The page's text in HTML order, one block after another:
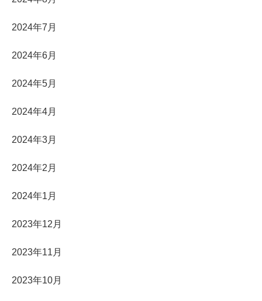
2024年7月
2024年6月
2024年5月
2024年4月
2024年3月
2024年2月
2024年1月
2023年12月
2023年11月
2023年10月